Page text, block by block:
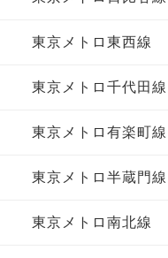
東京メトロ東西線
東京メトロ千代田線
東京メトロ有楽町線
東京メトロ半蔵門線
東京メトロ南北線